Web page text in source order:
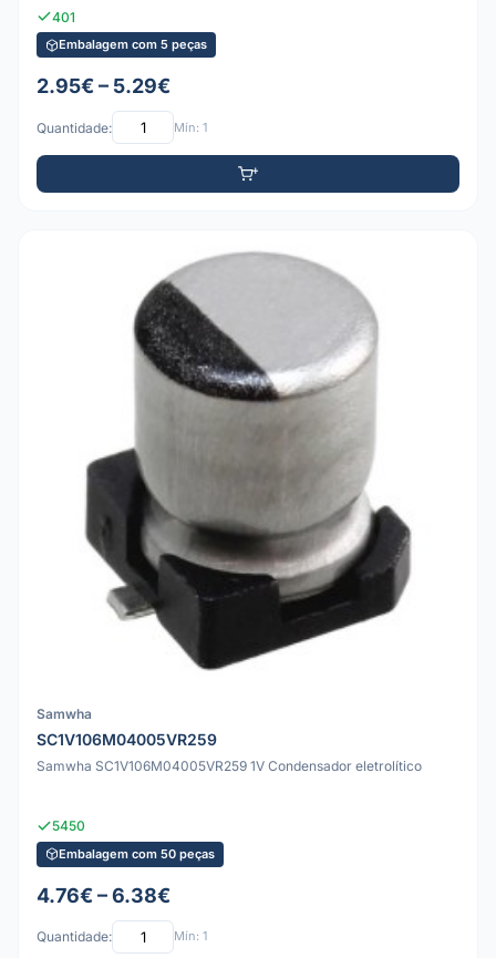
401
Embalagem com 5 peças
2.95€ – 5.29€
Quantidade: Mín: 1
Samwha
SC1V106M04005VR259
Samwha SC1V106M04005VR259 1V Condensador eletrolítico
5450
Embalagem com 50 peças
4.76€ – 6.38€
Quantidade: Mín: 1